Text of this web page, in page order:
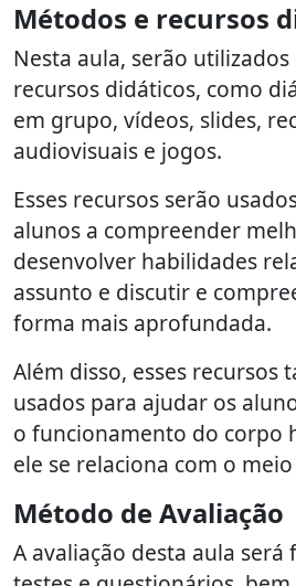
Métodos e recursos
Nesta aula, serão
recursos didáticos, como
em grupo, vídeos, slides,
audiovisuais e jogos.
Esses recursos serão
alunos a compreender
desenvolver habilidades
assunto e discutir e
forma mais aprofundada.
Além disso, esses recursos
usados para ajudar os
o funcionamento do corpo
ele se relaciona com o
Método de Avaliação
A avaliação desta aula será